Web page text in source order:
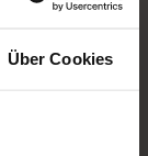
Über Cookies